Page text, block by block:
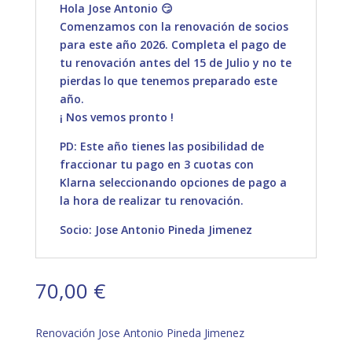
Hola Jose Antonio 😏
Comenzamos con la renovación de socios
para este año 2026. Completa el pago de
tu renovación antes del 15 de Julio y no te
pierdas lo que tenemos preparado este
año.
¡ Nos vemos pronto !
PD: Este año tienes las posibilidad de
fraccionar tu pago en 3 cuotas con
Klarna seleccionando opciones de pago a
la hora de realizar tu renovación.
Socio: Jose Antonio Pineda Jimenez
70,00 €
Renovación Jose Antonio Pineda Jimenez